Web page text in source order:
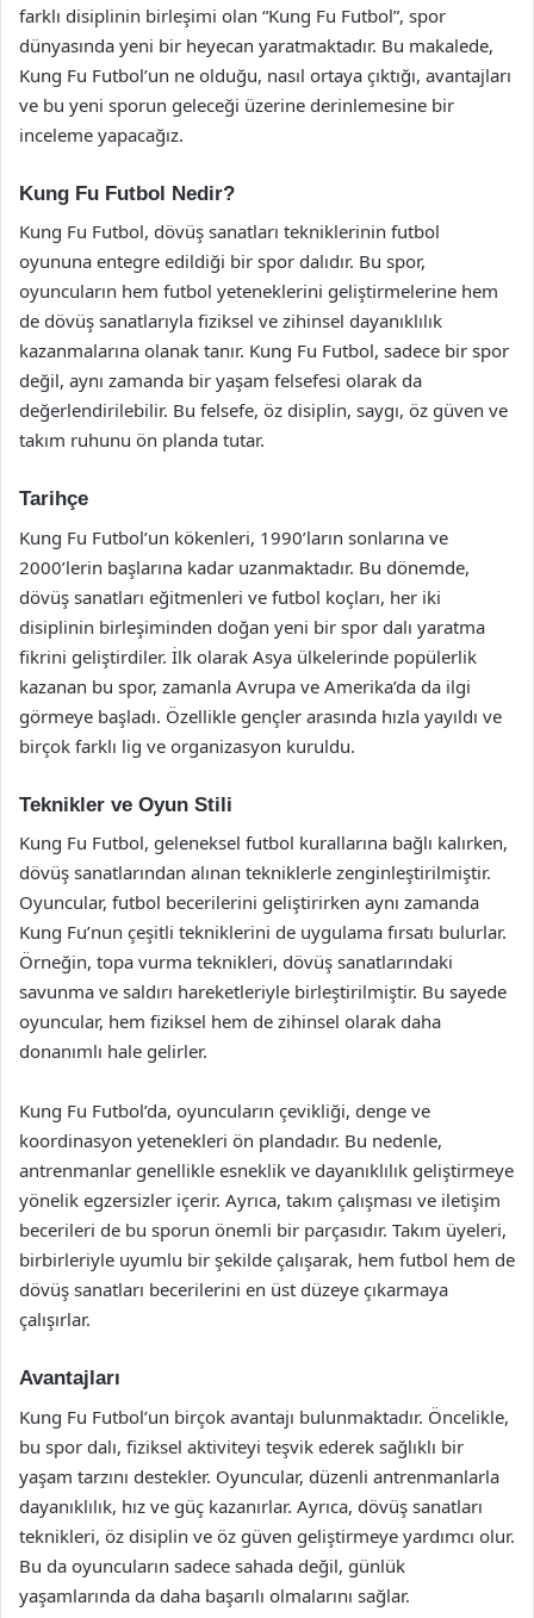
farklı disiplinin birleşimi olan “Kung Fu Futbol”, spor
dünyasında yeni bir heyecan yaratmaktadır. Bu makalede,
Kung Fu Futbol’un ne olduğu, nasıl ortaya çıktığı, avantajları
ve bu yeni sporun geleceği üzerine derinlemesine bir
inceleme yapacağız.
Kung Fu Futbol Nedir?
Kung Fu Futbol, dövüş sanatları tekniklerinin futbol
oyununa entegre edildiği bir spor dalıdır. Bu spor,
oyuncuların hem futbol yeteneklerini geliştirmelerine hem
de dövüş sanatlarıyla fiziksel ve zihinsel dayanıklılık
kazanmalarına olanak tanır. Kung Fu Futbol, sadece bir spor
değil, aynı zamanda bir yaşam felsefesi olarak da
değerlendirilebilir. Bu felsefe, öz disiplin, saygı, öz güven ve
takım ruhunu ön planda tutar.
Tarihçe
Kung Fu Futbol’un kökenleri, 1990’ların sonlarına ve
2000’lerin başlarına kadar uzanmaktadır. Bu dönemde,
dövüş sanatları eğitmenleri ve futbol koçları, her iki
disiplinin birleşiminden doğan yeni bir spor dalı yaratma
fikrini geliştirdiler. İlk olarak Asya ülkelerinde popülerlik
kazanan bu spor, zamanla Avrupa ve Amerika’da da ilgi
görmeye başladı. Özellikle gençler arasında hızla yayıldı ve
birçok farklı lig ve organizasyon kuruldu.
Teknikler ve Oyun Stili
Kung Fu Futbol, geleneksel futbol kurallarına bağlı kalırken,
dövüş sanatlarından alınan tekniklerle zenginleştirilmiştir.
Oyuncular, futbol becerilerini geliştirirken aynı zamanda
Kung Fu’nun çeşitli tekniklerini de uygulama fırsatı bulurlar.
Örneğin, topa vurma teknikleri, dövüş sanatlarındaki
savunma ve saldırı hareketleriyle birleştirilmiştir. Bu sayede
oyuncular, hem fiziksel hem de zihinsel olarak daha
donanımlı hale gelirler.
Kung Fu Futbol’da, oyuncuların çevikliği, denge ve
koordinasyon yetenekleri ön plandadır. Bu nedenle,
antrenmanlar genellikle esneklik ve dayanıklılık geliştirmeye
yönelik egzersizler içerir. Ayrıca, takım çalışması ve iletişim
becerileri de bu sporun önemli bir parçasıdır. Takım üyeleri,
birbirleriyle uyumlu bir şekilde çalışarak, hem futbol hem de
dövüş sanatları becerilerini en üst düzeye çıkarmaya
çalışırlar.
Avantajları
Kung Fu Futbol’un birçok avantajı bulunmaktadır. Öncelikle,
bu spor dalı, fiziksel aktiviteyi teşvik ederek sağlıklı bir
yaşam tarzını destekler. Oyuncular, düzenli antrenmanlarla
dayanıklılık, hız ve güç kazanırlar. Ayrıca, dövüş sanatları
teknikleri, öz disiplin ve öz güven geliştirmeye yardımcı olur.
Bu da oyuncuların sadece sahada değil, günlük
yaşamlarında da daha başarılı olmalarını sağlar.